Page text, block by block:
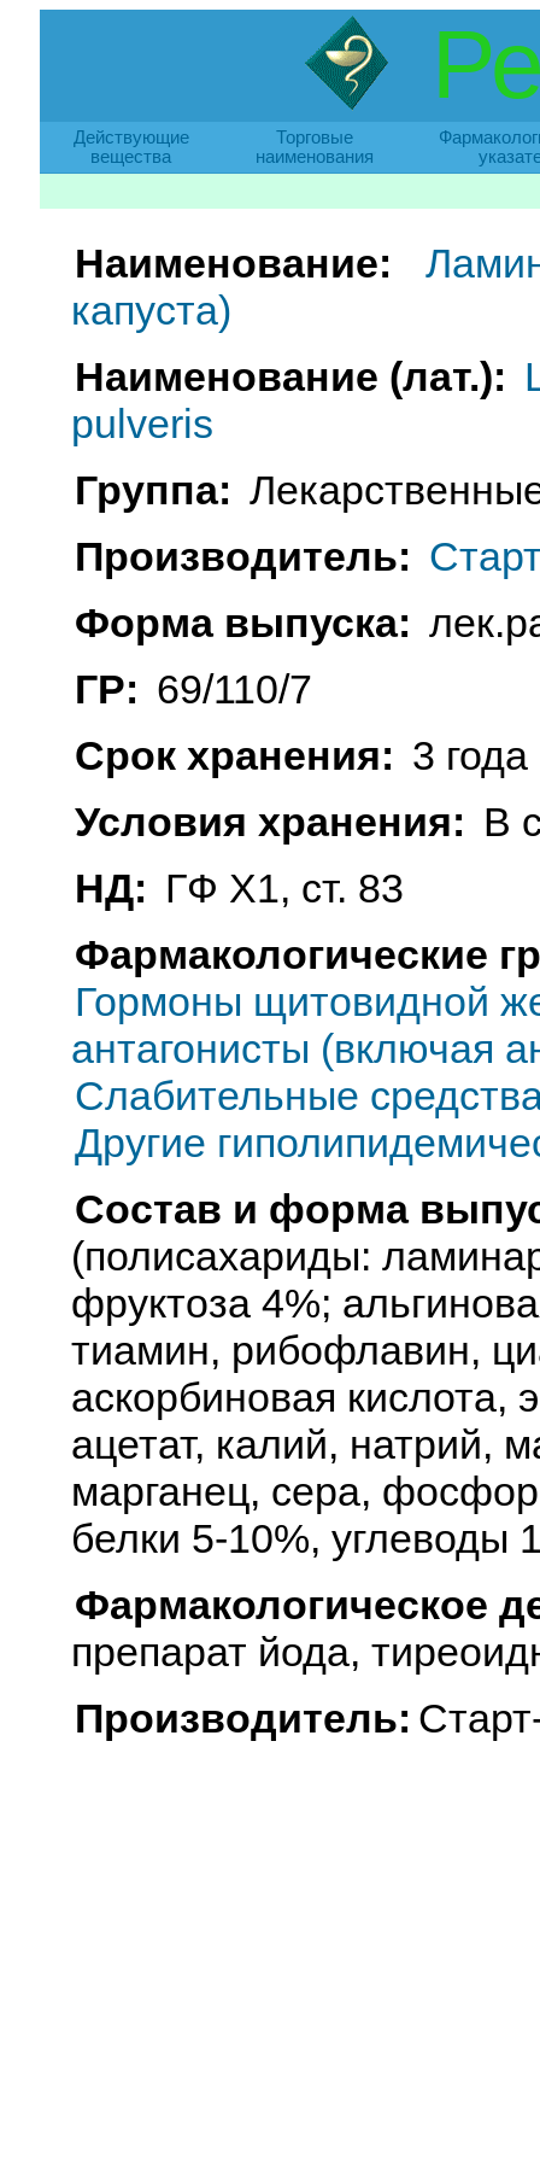
Действующие
вещества
Торговые
наименования
Наименование:
капуста)
Наименование (лат.):
pulveris
Группа:
Производитель:
Форма выпуска:
ГР: 69/110/7
Срок хранения: 3 года
Условия хранения: В
НД: ГФ Х1, ст. 83
Фармакологические
Гормоны щитовидной
антагонисты (включая
Слабительные
Другие
Состав и форма
(полисахариды:
фруктоза 4%;
тиамин, рибофлавин,
аскорбиновая кислота,
ацетат, калий, натрий,
марганец, сера,
белки 5-10%, углеводы
Фармакологическое
препарат йода,
Производитель: